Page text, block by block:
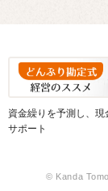
資金繰りを予測し、現
サポート
© Kanda